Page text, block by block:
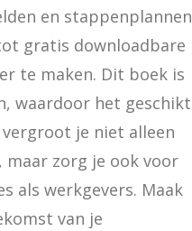
en stappenplannen
gratis downloadbare
te maken. Dit boek is
waardoor het geschikt
je niet alleen
zorg je ook voor
als werkgevers. Maak
van je